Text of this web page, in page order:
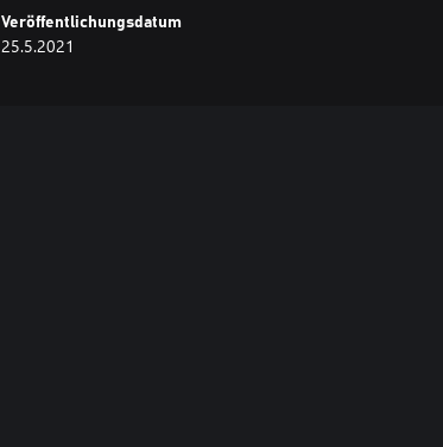
Veröffentlichungsdatum
25.5.2021